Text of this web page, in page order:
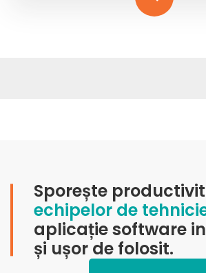
Sporește
echipelor de
aplicație software
și ușor de folosit.